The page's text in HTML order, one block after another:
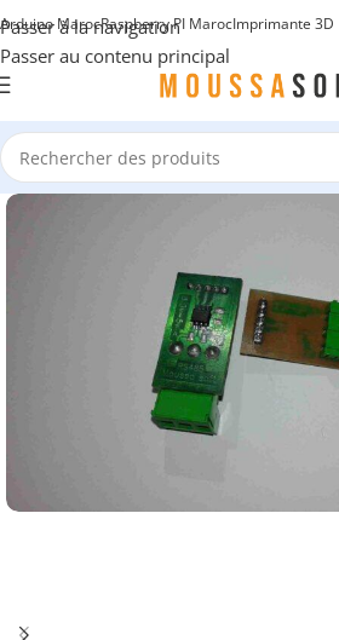
Passer à la navigation
Passer au contenu principal
Arduino MarocRaspberry PI MarocImprimante 3D